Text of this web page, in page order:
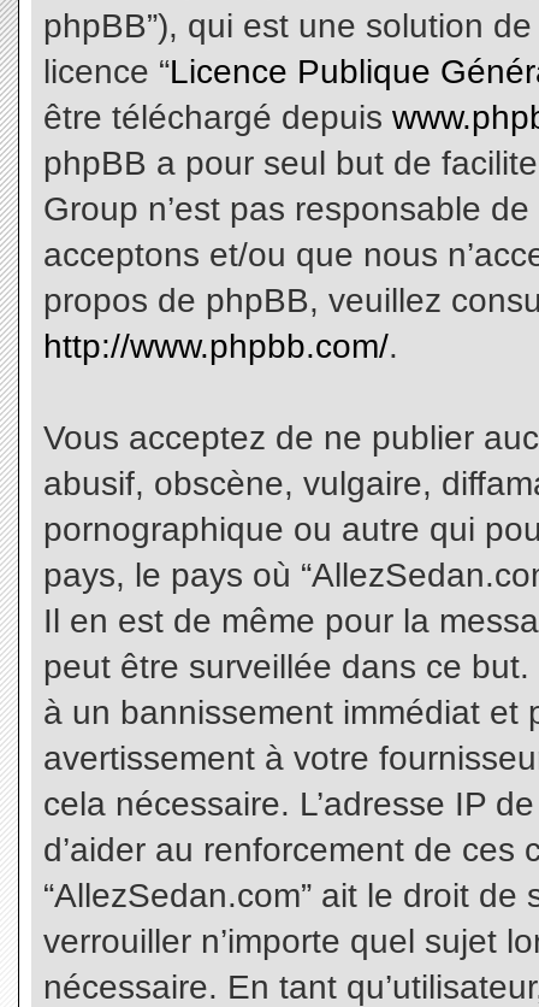
phpBB”), qui est une solution
licence “Licence Publique
être téléchargé depuis
phpBB a pour seul but de
Group n’est pas responsable
acceptons et/ou que nous
propos de phpBB, veuillez
http://www.phpbb.com/.
Vous acceptez de ne publier
abusif, obscène, vulgaire,
pornographique ou autre qui
pays, le pays où
Il en est de même pour la
peut être surveillée dans ce
à un bannissement immédiat et
avertissement à votre
cela nécessaire. L’adresse IP
d’aider au renforcement de
“AllezSedan.com” ait le droit de
verrouiller n’importe quel sujet
nécessaire. En tant